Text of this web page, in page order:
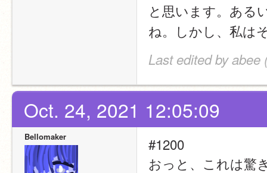
と思います。ある
ね。しかし、私は
Last edited by abee
Oct. 24, 2021 12:05:09
Bellomaker
#1200
おっと、これは驚